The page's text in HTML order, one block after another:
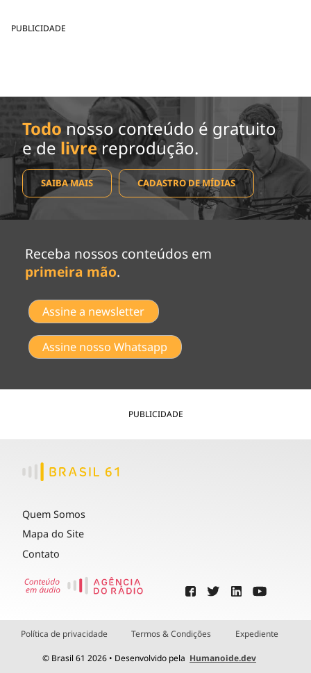
PUBLICIDADE
Todo nosso conteúdo é gratuito
e de livrereprodução.
SAIBA MAIS CADASTRO DE MÍDIAS
Receba nossos conteúdos em
primeira mão.
Assine a newsletter
Assine nosso Whatsapp
PUBLICIDADE
Quem Somos
Mapa do Site
Contato
Política de privacidade Termos & Condições Expediente
© Brasil 61 2026 • Desenvolvido pela Humanoide.dev